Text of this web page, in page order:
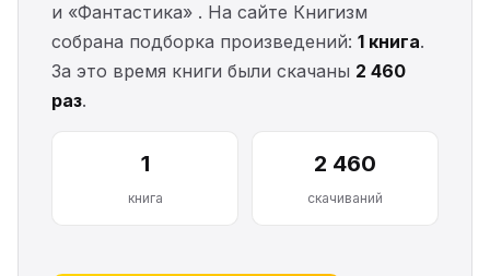
и «Фантастика» . На сайте Книгизм
собрана подборка произведений: 1 книга.
За это время книги были скачаны 2 460
раз.
1
книга
2 460
скачиваний